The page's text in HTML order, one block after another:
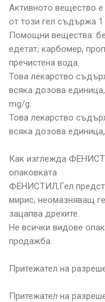
Активното вещество
от този гел съдържа
Помощни вещества:
едетат, карбомер,
пречистена вода.
Това лекарство
всяка дозова
mg/g.
Това лекарство
всяка дозова
Как изглежда
опаковката
ФЕНИСТИЛ,Гел
мирис, неомазняващ
зацапва дрехите.
Не всички видове
продажба.
Притежател на
Притежател на